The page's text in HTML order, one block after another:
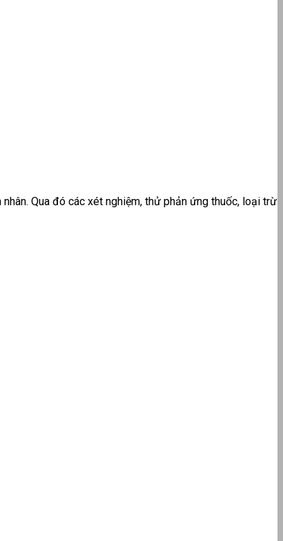
Qua đó các xét nghiệm, thử phản ứng thuốc, loại trừ